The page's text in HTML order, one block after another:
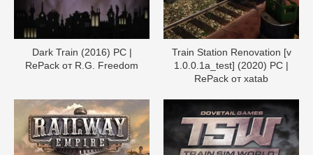
Dark Train (2016) PC |
RePack от R.G. Freedom
Train Station Renovation [v
1.0.0.1a_test] (2020) PC |
RePack от xatab